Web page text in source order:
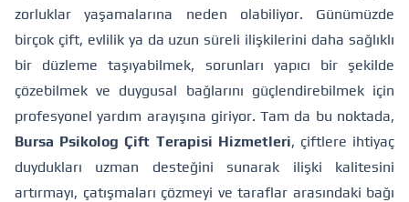
zorluklar yaşamalarına neden olabiliyor. Günümüzde
birçok çift, evlilik ya da uzun süreli ilişkilerini daha sağlıklı
bir düzleme taşıyabilmek, sorunları yapıcı bir şekilde
çözebilmek ve duygusal bağlarını güçlendirebilmek için
profesyonel yardım arayışına giriyor. Tam da bu noktada,
Bursa Psikolog Çift Terapisi Hizmetleri, çiftlere ihtiyaç
duydukları uzman desteğini sunarak ilişki kalitesini
artırmayı, çatışmaları çözmeyi ve taraflar arasındaki bağı